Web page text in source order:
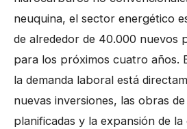
neuquina, el sector energético
de alrededor de 40.000 nuevos
para los próximos cuatro años.
la demanda laboral está
nuevas inversiones, las obras
planificadas y la expansión de la